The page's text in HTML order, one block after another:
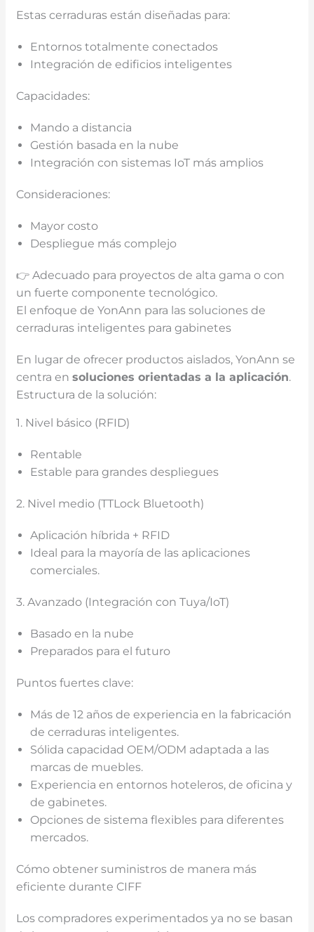
Estas cerraduras están diseñadas para:
Entornos totalmente conectados
Integración de edificios inteligentes
Capacidades:
Mando a distancia
Gestión basada en la nube
Integración con sistemas IoT más amplios
Consideraciones:
Mayor costo
Despliegue más complejo
👉 Adecuado para proyectos de alta gama o con
un fuerte componente tecnológico.
El enfoque de YonAnn para las soluciones de
cerraduras inteligentes para gabinetes
En lugar de ofrecer productos aislados, YonAnn se
centra ensoluciones orientadas a la aplicación.
Estructura de la solución:
1. Nivel básico (RFID)
Rentable
Estable para grandes despliegues
2. Nivel medio (TTLock Bluetooth)
Aplicación híbrida + RFID
Ideal para la mayoría de las aplicaciones
comerciales.
3. Avanzado (Integración con Tuya/IoT)
Basado en la nube
Preparados para el futuro
Puntos fuertes clave:
Más de 12 años de experiencia en la fabricación
de cerraduras inteligentes.
Sólida capacidad OEM/ODM adaptada a las
marcas de muebles.
Experiencia en entornos hoteleros, de oficina y
de gabinetes.
Opciones de sistema flexibles para diferentes
mercados.
Cómo obtener suministros de manera más
eficiente durante CIFF
Los compradores experimentados ya no se basan